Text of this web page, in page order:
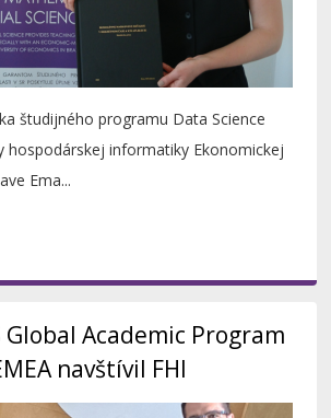
študijného programu Data Science
hospodárskej informatiky Ekonomickej
Ema...
Global Academic Program
navštívil FHI